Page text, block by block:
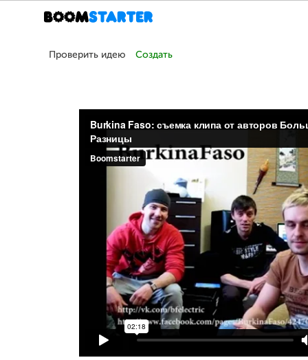
Проверить идею Создать